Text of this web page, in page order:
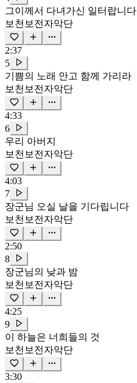
그이께서 다녀가신 일터랍니다
보천보전자악단
2:37
5
기쁨의 노래 안고 함께 가리라
보천보전자악단
4:33
6
우리 아버지
보천보전자악단
4:03
7
장군님 오실 날을 기다립니다
보천보전자악단
2:50
8
장군님의 낮과 밤
보천보전자악단
4:25
9
이 하늘은 너희들의 것
보천보전자악단
3:30